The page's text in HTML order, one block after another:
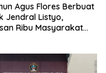
Agus Flores Berbuat
Jendral Listyo,
Ribu Masyarakat